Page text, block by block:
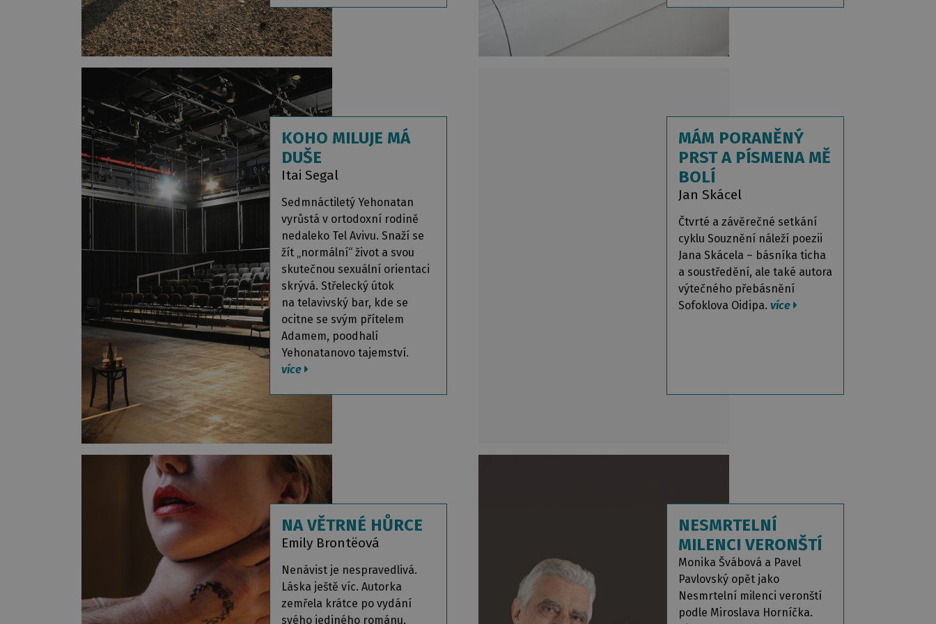
KOHO MILUJE MÁ
DUŠE
Itai Segal
Sedmnáctiletý Yehonatan
vyrůstá v ortodoxní rodině
nedaleko Tel Avivu. Snaží se
žít „normální“ život a svou
skutečnou sexuální orientaci
skrývá. Střelecký útok
na telavivský bar, kde se
ocitne se svým přítelem
Adamem, poodhalí
Yehonatanovo tajemství.
více
MÁM PORANĚNÝ
PRST A PÍSMENA MĚ
BOLÍ
Jan Skácel
Čtvrté a závěrečné setkání
cyklu Souznění náleží poezii
Jana Skácela – básníka ticha
a soustředění, ale také autora
výtečného přebásnění
Sofoklova Oidipa. více
NA VĚTRNÉ HŮRCE
Emily Brontëová
Nenávist je nespravedlivá.
Láska ještě víc. Autorka
zemřela krátce po vydání
svého jediného románu,
NESMRTELNÍ
MILENCI VERONŠTÍ
Monika Švábová a Pavel
Pavlovský opět jako
Nesmrtelní milenci veronští
podle Miroslava Horníčka.